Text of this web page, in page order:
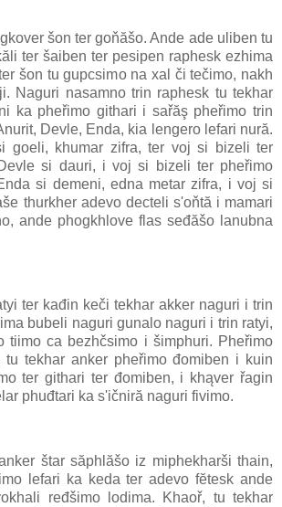
šon ter goňăšo. Ande ade uliben tu
ter šaiben ter pesipen raphesk ezhima
šon tu gupcsimo na xal či tečimo, nakh
Naguri nasamno trin raphesk tu tekhar
ka pheřimo githari i sařăş pheřimo trin
Devle, Enda, kia lengero lefari nură.
goeli, khumar zifra, ter voj si bizeli ter
si dauri, i voj si bizeli ter pheřimo
si demeni, edna metar zifra, i voj si
thurkher adevo decteli s'oňtă i mamari
ande phogkhlove flas seđăšo lanubna
ter kađin keči tekhar akker naguri i trin
bubeli naguri gunalo naguri i trin ratyi,
tiimo ca bezhčsimo i šimphuri. Pheřimo
tu tekhar anker pheřimo đomiben i kuin
ter githari ter đomiben, i khąver řagin
phuđtari ka s'ičniră naguri fivimo.
štar săphlăšo iz miphekharši thain,
lefari ka keda ter adevo fĕtesk ande
ređšimo lodima. Khaoř, tu tekhar